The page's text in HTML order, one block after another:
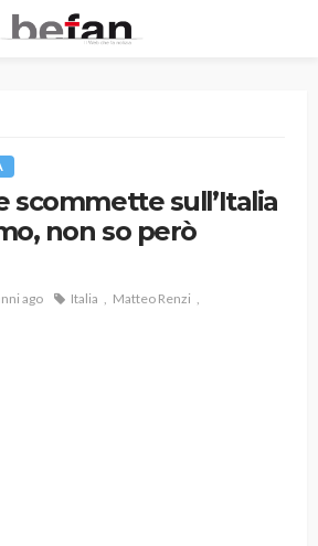
scommette sull’Italia
non so però
ago Italia
Matteo Renzi